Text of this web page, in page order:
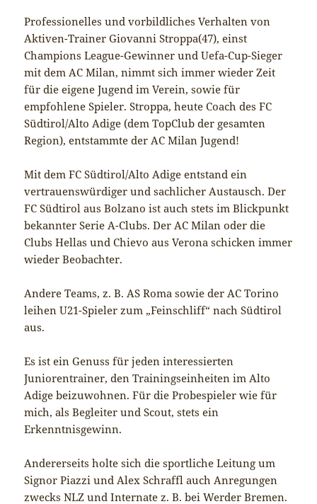
Professionelles und vorbildliches Verhalten von
Aktiven-Trainer Giovanni Stroppa(47), einst
Champions League-Gewinner und Uefa-Cup-Sieger
mit dem AC Milan, nimmt sich immer wieder Zeit
für die eigene Jugend im Verein, sowie für
empfohlene Spieler. Stroppa, heute Coach des FC
Südtirol/Alto Adige (dem TopClub der gesamten
Region), entstammte der AC Milan Jugend!
Mit dem FC Südtirol/Alto Adige entstand ein
vertrauenswürdiger und sachlicher Austausch. Der
FC Südtirol aus Bolzano ist auch stets im Blickpunkt
bekannter Serie A-Clubs. Der AC Milan oder die
Clubs Hellas und Chievo aus Verona schicken immer
wieder Beobachter.
Andere Teams, z. B. AS Roma sowie der AC Torino
leihen U21-Spieler zum „Feinschliff“ nach Südtirol
aus.
Es ist ein Genuss für jeden interessierten
Juniorentrainer, den Trainingseinheiten im Alto
Adige beizuwohnen. Für die Probespieler wie für
mich, als Begleiter und Scout, stets ein
Erkenntnisgewinn.
Andererseits holte sich die sportliche Leitung um
Signor Piazzi und Alex Schraffl auch Anregungen
zwecks NLZ und Internate z. B. bei Werder Bremen.